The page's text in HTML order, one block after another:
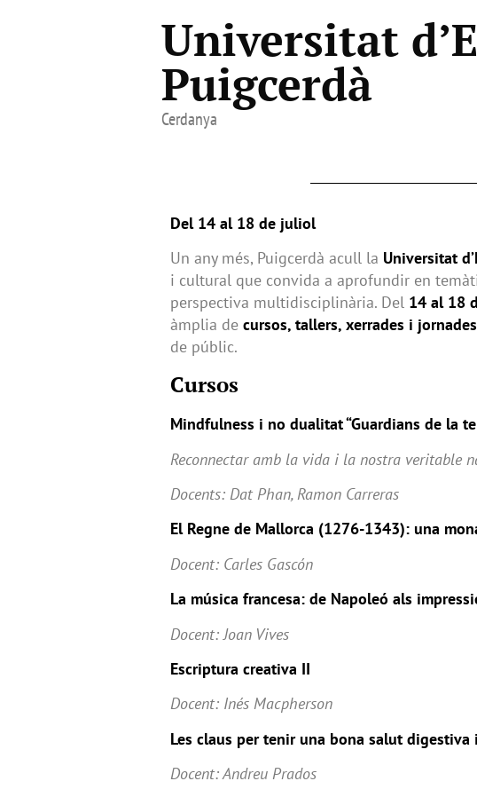
Universitat
Puigcerdà
Cerdanya
Del 14 al 18 de juliol
Un any més, Puigcerdà acull la Universitat
i cultural que convida a aprofundir en
perspectiva multidisciplinària. Del 14 al 18
àmplia de cursos, tallers, xerrades i
de públic.
Cursos
Mindfulness i no dualitat “Guardians de la
Reconnectar amb la vida i la nostra veritable
Docents: Dat Phan, Ramon Carreras
El Regne de Mallorca (1276-1343): una
Docent: Carles Gascón
La música francesa: de Napoleó als
Docent: Joan Vives
Escriptura creativa II
Docent: Inés Macpherson
Les claus per tenir una bona salut
Docent: Andreu Prados